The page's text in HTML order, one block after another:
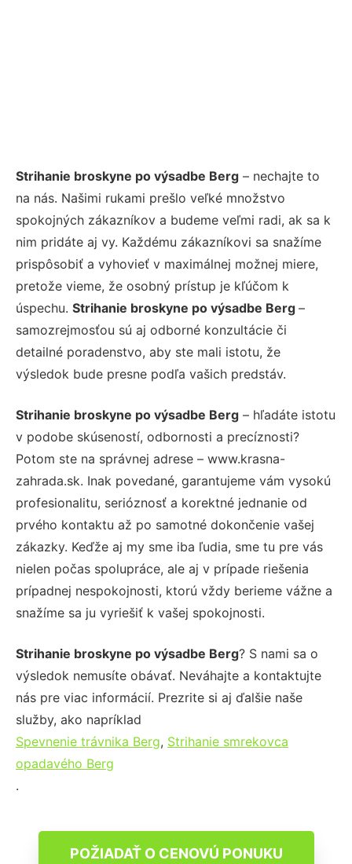
Strihanie broskyne po výsadbe Berg – nechajte to
na nás. Našimi rukami prešlo veľké množstvo
spokojných zákazníkov a budeme veľmi radi, ak sa k
nim pridáte aj vy. Každému zákazníkovi sa snažíme
prispôsobiť a vyhovieť v maximálnej možnej miere,
pretože vieme, že osobný prístup je kľúčom k
úspechu. Strihanie broskyne po výsadbe Berg –
samozrejmosťou sú aj odborné konzultácie či
detailné poradenstvo, aby ste mali istotu, že
výsledok bude presne podľa vašich predstáv.
Strihanie broskyne po výsadbe Berg – hľadáte istotu
v podobe skúseností, odbornosti a precíznosti?
Potom ste na správnej adrese – www.krasna-
zahrada.sk. Inak povedané, garantujeme vám vysokú
profesionalitu, serióznosť a korektné jednanie od
prvého kontaktu až po samotné dokončenie vašej
zákazky. Keďže aj my sme iba ľudia, sme tu pre vás
nielen počas spolupráce, ale aj v prípade riešenia
prípadnej nespokojnosti, ktorú vždy berieme vážne a
snažíme sa ju vyriešiť k vašej spokojnosti.
Strihanie broskyne po výsadbe Berg? S nami sa o
výsledok nemusíte obávať. Neváhajte a kontaktujte
nás pre viac informácií. Prezrite si aj ďalšie naše
služby, ako napríklad
Spevnenie trávnika Berg, Strihanie smrekovca
opadavého Berg
.
POŽIADAŤ O CENOVÚ PONUKU